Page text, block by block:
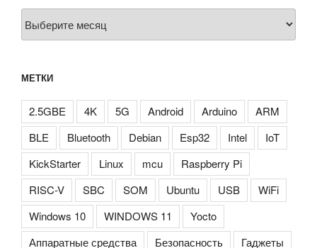
МЕТКИ
2.5GBE 4K 5G Android Arduino
ARM
BLE
Bluetooth Debian Esp32 Intel
IoT
KickStarter
Linux mcu
Raspberry Pi
RISC-V
SBC SOM Ubuntu USB
WiFi
Windows 10
WINDOWS 11
Yocto
Аппаратные средства
Безопасность
Гаджеты